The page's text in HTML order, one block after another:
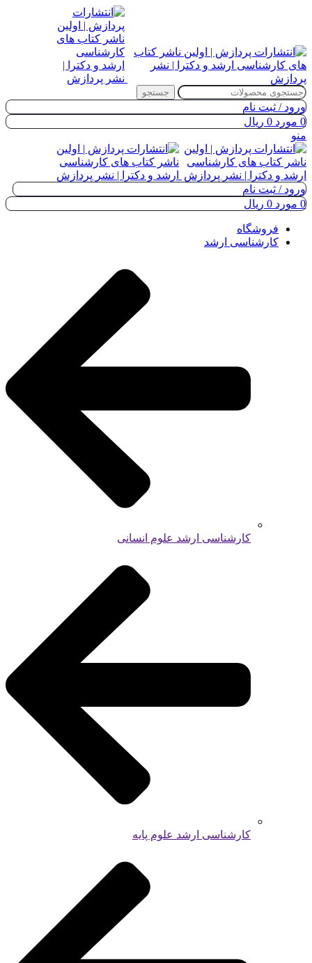
جستجو
ورود / ثبت نام
0 مورد 0 ریال
منو
ورود / ثبت نام
0 مورد 0 ریال
فروشگاه
کارشناسی ارشد
کارشناسی ارشد علوم انسانی
کارشناسی ارشد علوم پایه